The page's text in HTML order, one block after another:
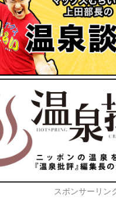
スポンサーリン